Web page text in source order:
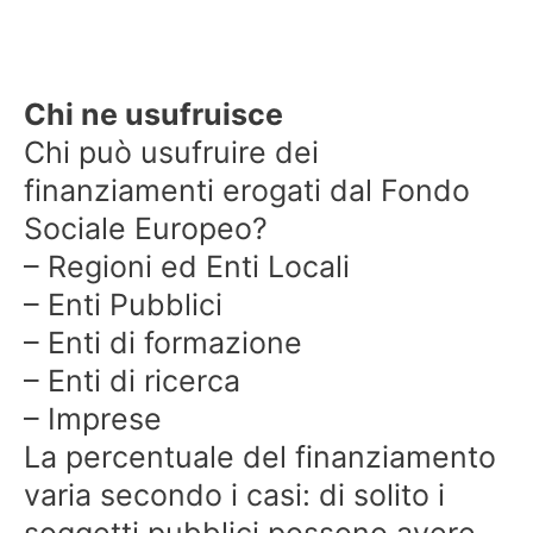
Chi ne usufruisce
Chi può usufruire dei
finanziamenti erogati dal Fondo
Sociale Europeo?
– Regioni ed Enti Locali
– Enti Pubblici
– Enti di formazione
– Enti di ricerca
– Imprese
La percentuale del finanziamento
varia secondo i casi: di solito i